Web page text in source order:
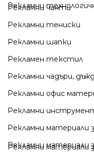
Рекламни
Рекламни чанти
Рекламни тениски
Рекламни шапки
Рекламен текстил
Рекламни чадъри,
Рекламни офис
Рекламни
Рекламни материали
Рекламни материали
Рекламни материали